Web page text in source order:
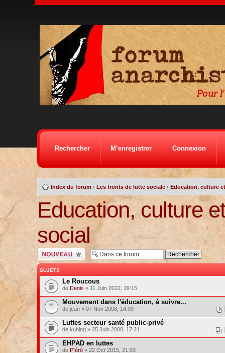
Rechercher M’enregistrer Connexion
Index du forum ‹ Les fronts de lutte sociale ‹ Education, culture
Education, culture
social
Ecrire un nouveau
sujet
SUJETS
Le Roucous
de Denis » 11 Juin 2022, 19:15
Mouvement dans l'éducation, à suivre...
de jean » 07 Nov 2008, 14:09
Luttes secteur santé public-privé
de kuhing » 25 Juin 2008, 17:21
EHPAD en luttes
de Pïérô» 22 Oct 2015, 21:03